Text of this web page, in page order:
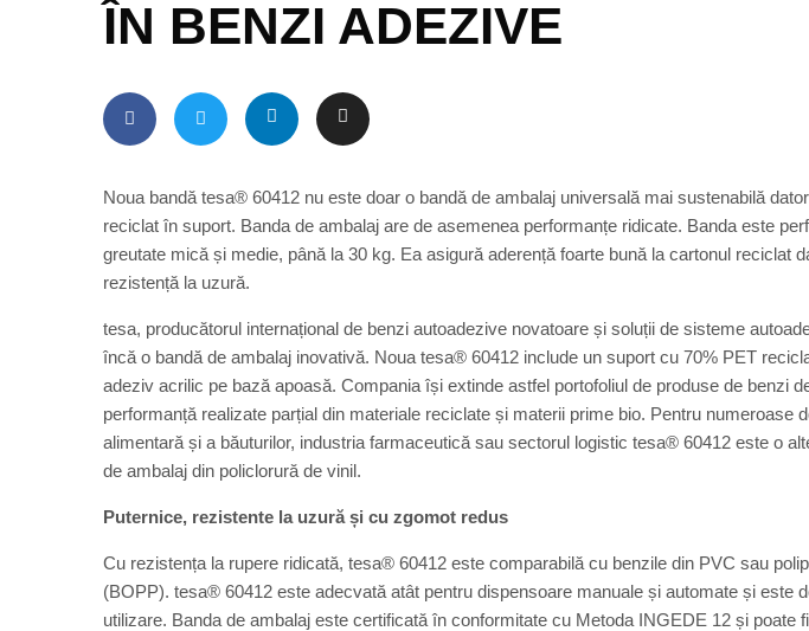
ÎN BENZI ADEZIVE
Noua bandă tesa® 60412 nu este doar o bandă de ambalaj universală mai sustenabilă
reciclat în suport. Banda de ambalaj are de asemenea performanțe ridicate. Banda este
greutate mică și medie, până la 30 kg. Ea asigură aderență foarte bună la cartonul reciclat
rezistență la uzură.
tesa, producătorul internațional de benzi autoadezive novatoare și soluții de sisteme
încă o bandă de ambalaj inovativă. Noua tesa® 60412 include un suport cu 70% PET
adeziv acrilic pe bază apoasă. Compania își extinde astfel portofoliul de produse de benzi
performanță realizate parțial din materiale reciclate și materii prime bio. Pentru numeroase
alimentară și a băuturilor, industria farmaceutică sau sectorul logistic tesa® 60412 este o
de ambalaj din policlorură de vinil.
Puternice, rezistente la uzură și cu zgomot redus
Cu rezistența la rupere ridicată, tesa® 60412 este comparabilă cu benzile din PVC sau
(BOPP). tesa® 60412 este adecvată atât pentru dispensoare manuale și automate și este
utilizare. Banda de ambalaj este certificată în conformitate cu Metoda INGEDE 12 și poate